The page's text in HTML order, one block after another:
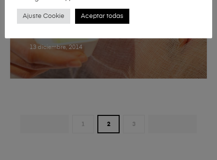
13 diciembre, 2014
1 2 3
Ajuste Cookie Aceptar todas